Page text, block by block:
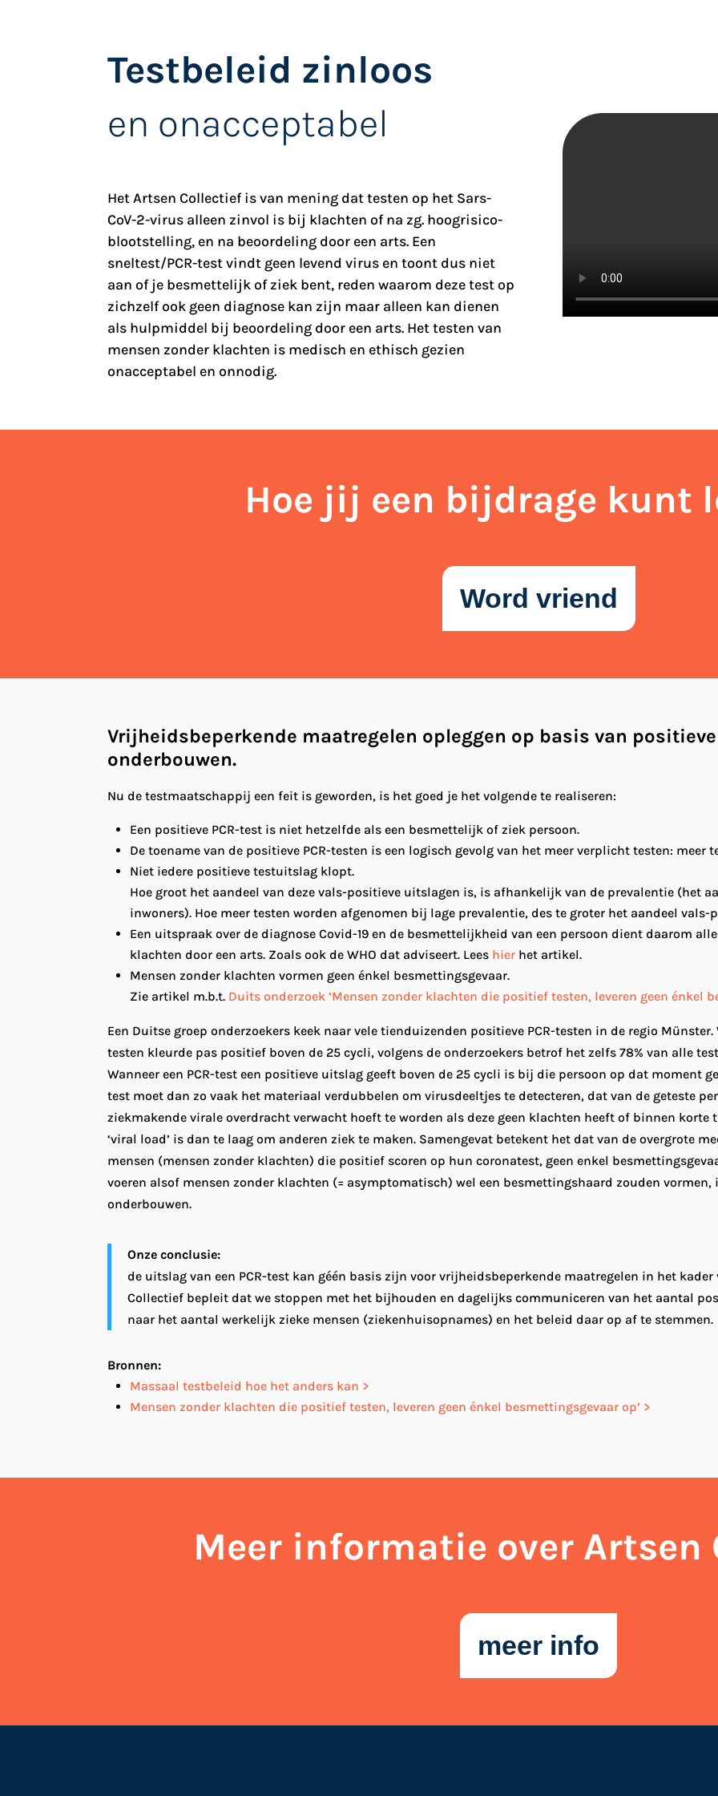
Testbeleid zinloos
en onacceptabel
Het Artsen Collectief is van mening dat testen op het Sars-
CoV-2-virus alleen zinvol is bij klachten of na zg. hoogrisico-
blootstelling, en na beoordeling door een arts. Een
sneltest/PCR-test vindt geen levend virus en toont dus niet
aan of je besmettelijk of ziek bent, reden waarom deze test op
zichzelf ook geen diagnose kan zijn maar alleen kan dienen
als hulpmiddel bij beoordeling door een arts. Het testen van
mensen zonder klachten is medisch en ethisch gezien
onacceptabel en onnodig.
Hoe jij een bijdrage kunt
Word vriend
Vrijheidsbeperkende maatregelen opleggen op basis van
onderbouwen.
Nu de testmaatschappij een feit is geworden, is het goed je het volgende te realiseren:
Een positieve PCR-test is niet hetzelfde als een besmettelijk of ziek persoon.
De toename van de positieve PCR-testen is een logisch gevolg van het meer verplicht testen: meer
Niet iedere positieve testuitslag klopt.
Hoe groot het aandeel van deze vals-positieve uitslagen is, is afhankelijk van de prevalentie (het
inwoners). Hoe meer testen worden afgenomen bij lage prevalentie, des te groter het aandeel vals-
Een uitspraak over de diagnose Covid-19 en de besmettelijkheid van een persoon dient daarom
klachten door een arts. Zoals ook de WHO dat adviseert. Lees hier het artikel.
Mensen zonder klachten vormen geen énkel besmettingsgevaar.
Zie artikel m.b.t. Duits onderzoek ‘Mensen zonder klachten die positief testen, leveren geen énkel
Een Duitse groep onderzoekers keek naar vele tienduizenden positieve PCR-testen in de regio Münster.
testen kleurde pas positief boven de 25 cycli, volgens de onderzoekers betrof het zelfs 78% van alle
Wanneer een PCR-test een positieve uitslag geeft boven de 25 cycli is bij die persoon op dat moment
test moet dan zo vaak het materiaal verdubbelen om virusdeeltjes te detecteren, dat van de geteste
ziekmakende virale overdracht verwacht hoeft te worden als deze geen klachten heeft of binnen korte
‘viral load’ is dan te laag om anderen ziek te maken. Samengevat betekent het dat van de overgrote
mensen (mensen zonder klachten) die positief scoren op hun coronatest, geen enkel
voeren alsof mensen zonder klachten (= asymptomatisch) wel een besmettingshaard zouden
onderbouwen.
Onze conclusie:
de uitslag van een PCR-test kan géén basis zijn voor vrijheidsbeperkende maatregelen in het
Collectief bepleit dat we stoppen met het bijhouden en dagelijks communiceren van het aantal
naar het aantal werkelijk zieke mensen (ziekenhuisopnames) en het beleid daar op af te stemmen.
Bronnen:
Massaal testbeleid hoe het anders kan >
Mensen zonder klachten die positief testen, leveren geen énkel besmettingsgevaar op’ >
Meer informatie over Artsen
meer info